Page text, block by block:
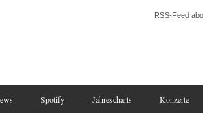
RSS-Feed
Spotify Jahrescharts Konzerte